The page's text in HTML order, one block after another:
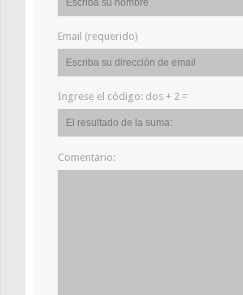
Email (requerido)
Ingrese el código: dos + 2 =
Comentario: